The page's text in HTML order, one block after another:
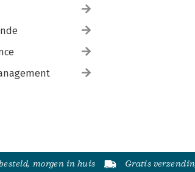
morgen in huis Gratis